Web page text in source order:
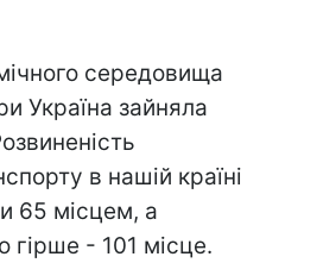
середовища
Україна зайняла
в нашій країні
65 місцем, а
гірше - 101 місце.